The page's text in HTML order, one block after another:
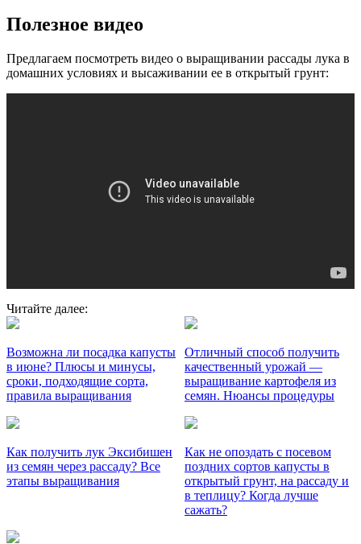
Полезное видео
Предлагаем посмотреть видео о выращивании рассады лука в
домашних условиях и высаживании ее в открытый грунт:
Читайте далее:
Возможна ли посадка капусты
в июне? Плюсы и минусы,
сроки, подходящие сорта,
правила выращивания
Отличный способ получить
качественный урожай —
выращивание картофеля из
семян. Нюансы процедуры
Как получить лук Эксибишен
из семян через рассаду? Все
этапы выращивания
Как не опоздать с посевом
поздних сортов капусты в
открытый грунт, на рассаду и
в теплицу? Когда лучше
сажать?